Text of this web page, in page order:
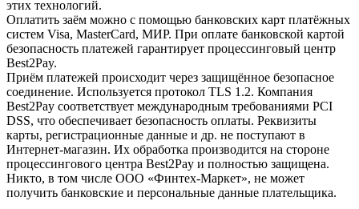
этих технологий.
Оплатить заём можно с помощью банковских карт платёжных
систем Visa, MasterCard, МИР. При оплате банковской картой
безопасность платежей гарантирует процессинговый центр
Best2Pay.
Приём платежей происходит через защищённое безопасное
соединение. Используется протокол TLS 1.2. Компания
Best2Pay соответствует международным требованиями PCI
DSS, что обеспечивает безопасность оплаты. Реквизиты
карты, регистрационные данные и др. не поступают в
Интернет-магазин. Их обработка производится на стороне
процессингового центра Best2Pay и полностью защищена.
Никто, в том числе ООО «Финтех-Маркет», не может
получить банковские и персональные данные плательщика.